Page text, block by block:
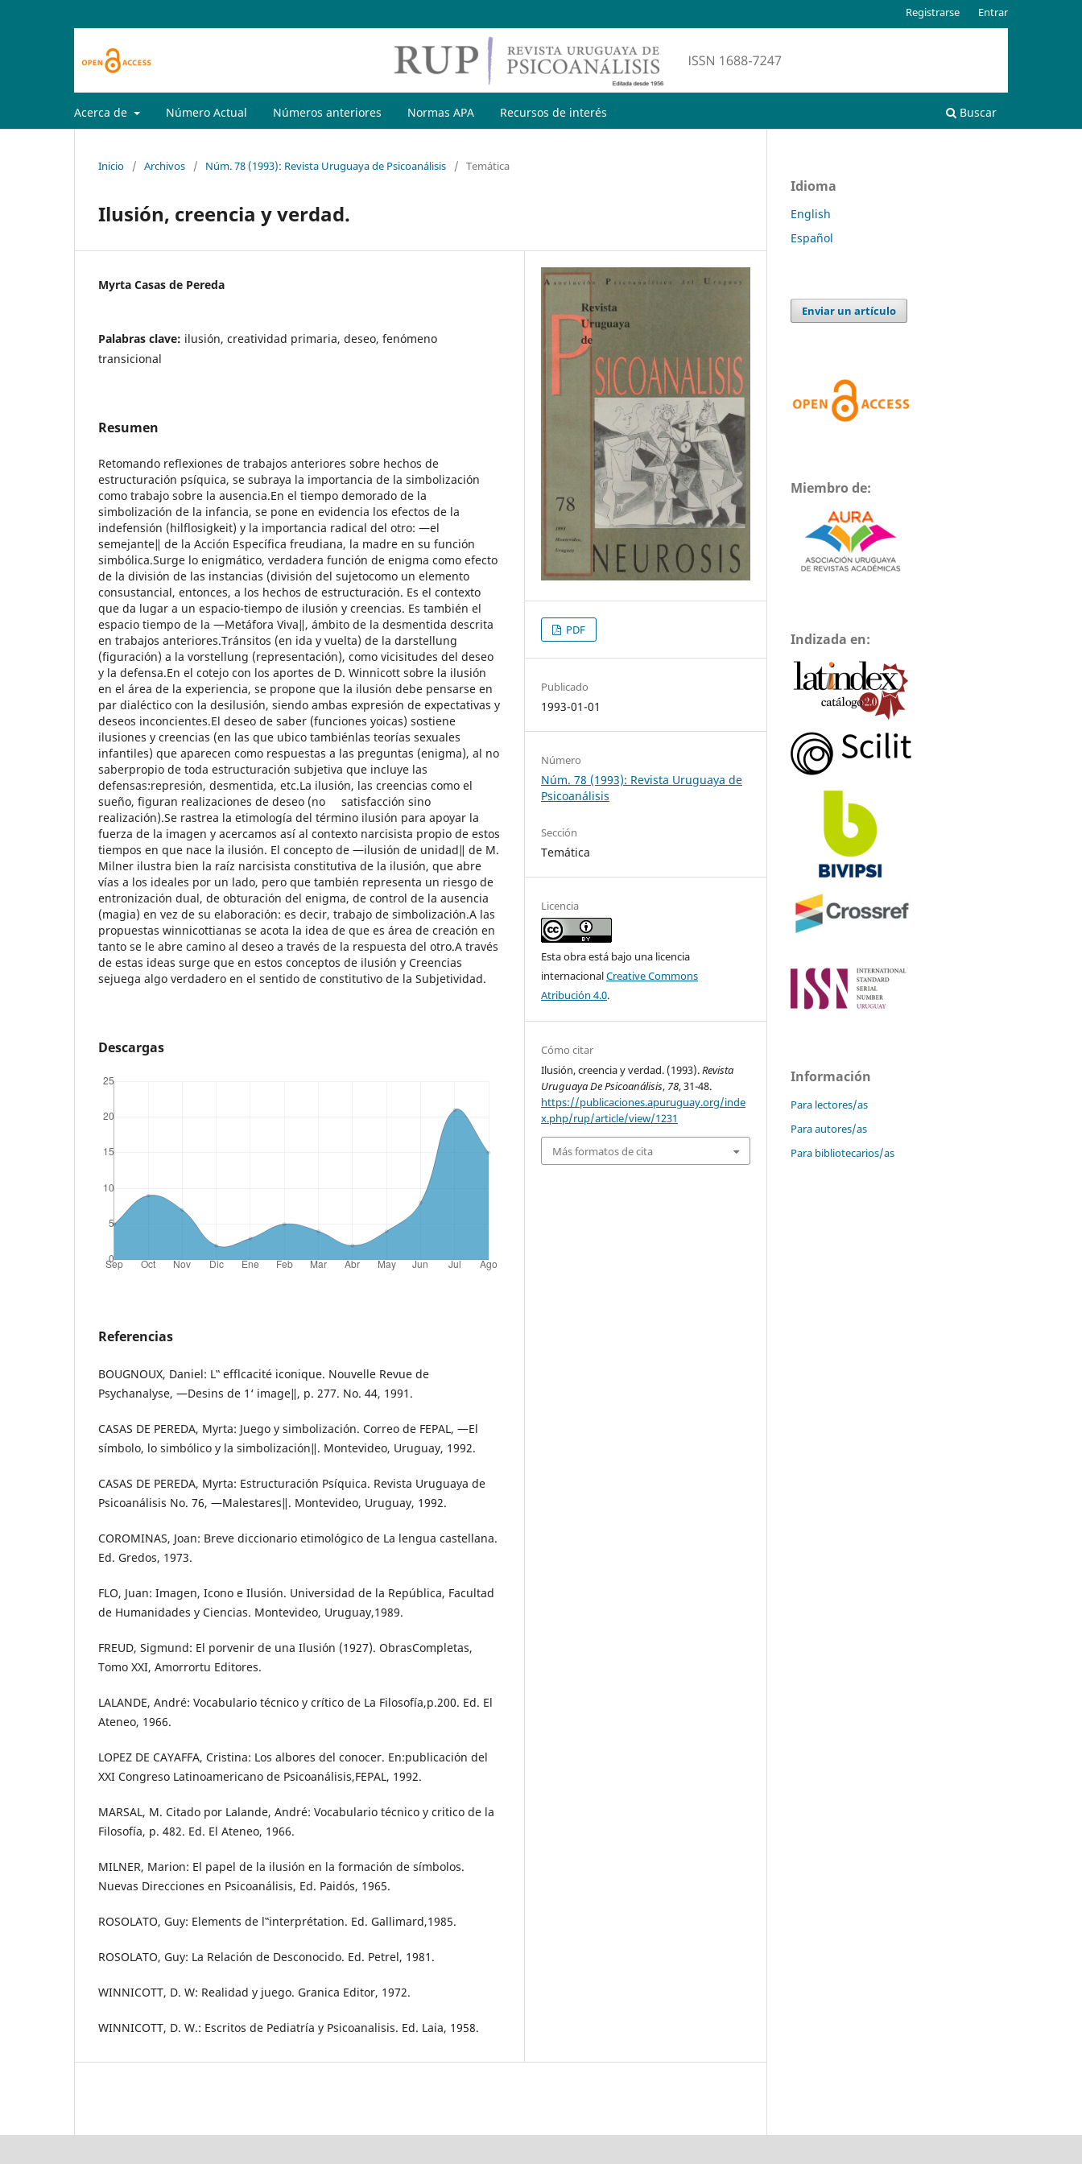
Acerca de Número Actual Números anteriores Normas APA Recursos de interés Buscar
Registrarse Entrar
Inicio / Archivos / Núm. 78 (1993): Revista Uruguaya de Psicoanálisis / Temática
Ilusión, creencia y verdad.
Myrta Casas de Pereda
Palabras clave: ilusión, creatividad primaria, deseo, fenómeno
transicional
Resumen
Retomando reflexiones de trabajos anteriores sobre hechos de
estructuración psíquica, se subraya la importancia de la simbolización
como trabajo sobre la ausencia.En el tiempo demorado de la
simbolización de la infancia, se pone en evidencia los efectos de la
indefensión (hilflosigkeit) y la importancia radical del otro: ―el
semejante‖ de la Acción Específica freudiana, la madre en su función
simbólica.Surge lo enigmático, verdadera función de enigma como efecto
de la división de las instancias (división del sujetocomo un elemento
consustancial, entonces, a los hechos de estructuración. Es el contexto
que da lugar a un espacio-tiempo de ilusión y creencias. Es también el
espacio tiempo de la ―Metáfora Viva‖, ámbito de la desmentida descrita
en trabajos anteriores.Tránsitos (en ida y vuelta) de la darstellung
(figuración) a la vorstellung (representación), como vicisitudes del deseo
y la defensa.En el cotejo con los aportes de D. Winnicott sobre la ilusión
en el área de la experiencia, se propone que la ilusión debe pensarse en
par dialéctico con la desilusión, siendo ambas expresión de expectativas y
deseos inconcientes.El deseo de saber (funciones yoicas) sostiene
ilusiones y creencias (en las que ubico tambiénlas teorías sexuales
infantiles) que aparecen como respuestas a las preguntas (enigma), al no
saberpropio de toda estructuración subjetiva que incluye las
defensas:represión, desmentida, etc.La ilusión, las creencias como el
sueño, figuran realizaciones de deseo (no satisfacción sino
realización).Se rastrea la etimología del término ilusión para apoyar la
fuerza de la imagen y acercamos así al contexto narcisista propio de estos
tiempos en que nace la ilusión. El concepto de ―ilusión de unidad‖ de M.
Milner ilustra bien la raíz narcisista constitutiva de la ilusión, que abre
vías a los ideales por un lado, pero que también representa un riesgo de
entronización dual, de obturación del enigma, de control de la ausencia
(magia) en vez de su elaboración: es decir, trabajo de simbolización.A las
propuestas winnicottianas se acota la idea de que es área de creación en
tanto se le abre camino al deseo a través de la respuesta del otro.A través
de estas ideas surge que en estos conceptos de ilusión y Creencias
sejuega algo verdadero en el sentido de constitutivo de la Subjetividad.
Descargas
Referencias
BOUGNOUX, Daniel: L‟ efflcacité iconique. Nouvelle Revue de
Psychanalyse, ―Desins de 1‘ image‖, p. 277. No. 44, 1991.
CASAS DE PEREDA, Myrta: Juego y simbolización. Correo de FEPAL, ―El
símbolo, lo simbólico y la simbolización‖. Montevideo, Uruguay, 1992.
CASAS DE PEREDA, Myrta: Estructuración Psíquica. Revista Uruguaya de
Psicoanálisis No. 76, ―Malestares‖. Montevideo, Uruguay, 1992.
COROMINAS, Joan: Breve diccionario etimológico de La lengua castellana.
Ed. Gredos, 1973.
FLO, Juan: Imagen, Icono e Ilusión. Universidad de la República, Facultad
de Humanidades y Ciencias. Montevideo, Uruguay,1989.
FREUD, Sigmund: El porvenir de una Ilusión (1927). ObrasCompletas,
Tomo XXI, Amorrortu Editores.
LALANDE, André: Vocabulario técnico y crítico de La Filosofía,p.200. Ed. El
Ateneo, 1966.
LOPEZ DE CAYAFFA, Cristina: Los albores del conocer. En:publicación del
XXI Congreso Latinoamericano de Psicoanálisis,FEPAL, 1992.
MARSAL, M. Citado por Lalande, André: Vocabulario técnico y critico de la
Filosofía, p. 482. Ed. El Ateneo, 1966.
MILNER, Marion: El papel de la ilusión en la formación de símbolos.
Nuevas Direcciones en Psicoanálisis, Ed. Paidós, 1965.
ROSOLATO, Guy: Elements de l‟interprétation. Ed. Gallimard,1985.
ROSOLATO, Guy: La Relación de Desconocido. Ed. Petrel, 1981.
WINNICOTT, D. W: Realidad y juego. Granica Editor, 1972.
WINNICOTT, D. W.: Escritos de Pediatría y Psicoanalisis. Ed. Laia, 1958.
PDF
Publicado
1993-01-01
Número
Núm. 78 (1993): Revista Uruguaya de
Psicoanálisis
Sección
Temática
Licencia
Esta obra está bajo una licencia
internacionalCreative Commons
Atribución 4.0.
Cómo citar
Ilusión, creencia y verdad. (1993).Revista
Uruguaya De Psicoanálisis, 78, 31-48.
https://publicaciones.apuruguay.org/inde
x.php/rup/article/view/1231
Más formatos de cita
Idioma
English
Español
Enviar un artículo
Miembro de:
Indizada en:
Información
Para lectores/as
Para autores/as
Para bibliotecarios/as